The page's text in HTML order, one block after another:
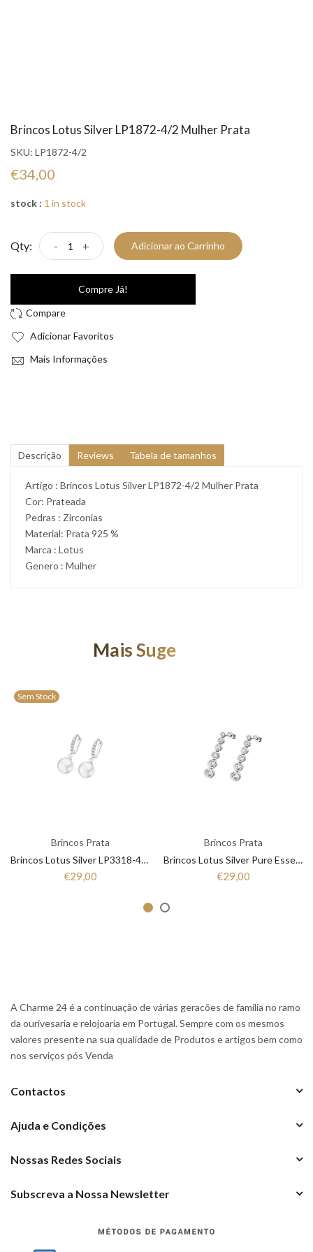
Brincos Lotus Silver LP1872-4/2 Mulher Prata
SKU: LP1872-4/2
€34,00
stock : 1 in stock
Qty: - + Adicionar ao Carrinho
Compre Já!
Adicionar Favoritos
Mais Informações
Descrição Reviews Tabela de tamanhos
Artigo : Brincos Lotus Silver LP1872-4/2 Mulher Prata
Cor: Prateada
Pedras : Zirconias
Material: Prata 925 %
Marca : Lotus
Genero : Mulher
Mais Sugestões
Sem Stock
Brincos Prata
Brincos Lotus Silver LP3318-4/1 Mulher Prata
€29,00
Brincos Prata
Brincos Lotus Silver Pure Essential LP1915-4/1 Mulher, Prata
€29,00
A Charme 24 é a continuação de várias geracões de familia no ramo
da ourivesaria e relojoaria em Portugal. Sempre com os mesmos
valores presente na sua qualidade de Produtos e artigos bem como
nos serviços pós Venda
Contactos
Ajuda e Condições
Nossas Redes Sociais
Subscreva a Nossa Newsletter